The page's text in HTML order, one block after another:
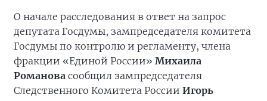
О начале расследования в ответ на запрос
депутата Госдумы, зампредседателя комитета
Госдумы по контролю и регламенту, члена
фракции «Единой России» Михаила
Романова сообщил зампредседателя
Следственного Комитета России Игорь